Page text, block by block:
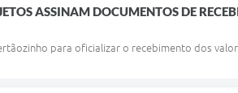
ASSINAM DOCUMENTOS DE
para oficializar o recebimento dos